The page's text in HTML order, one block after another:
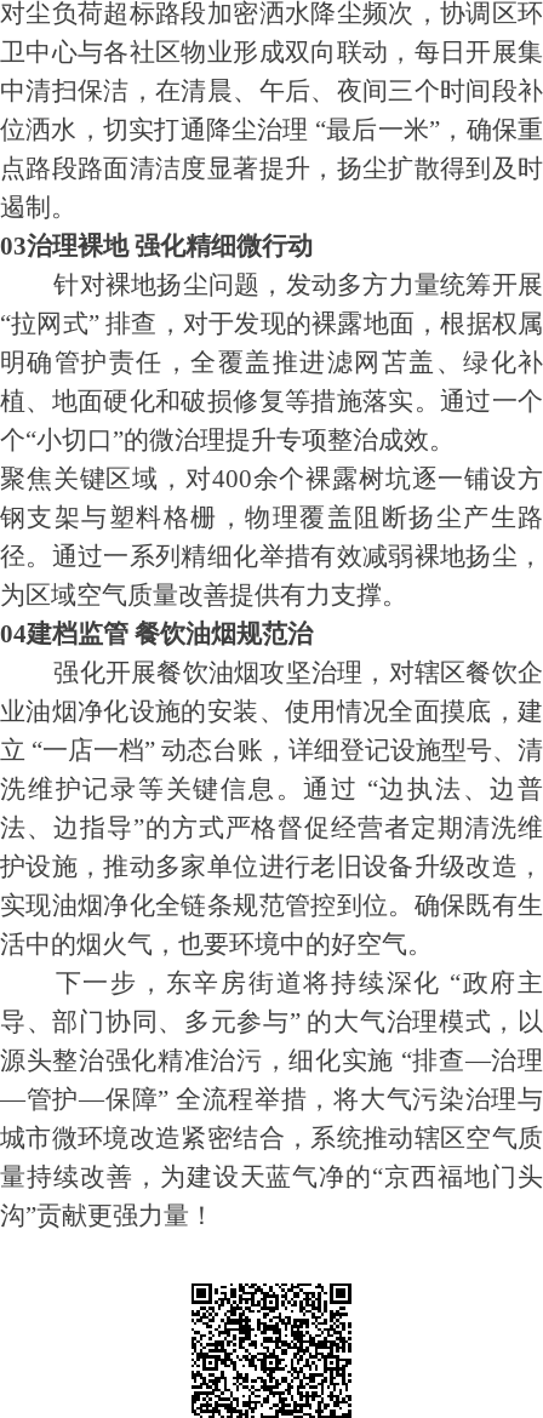
对尘负荷超标路段加密洒水降尘频次，协调区环
卫中心与各社区物业形成双向联动，每日开展集
中清扫保洁，在清晨、午后、夜间三个时间段补
位洒水，切实打通降尘治理 “最后一米”，确保重
点路段路面清洁度显著提升，扬尘扩散得到及时
遏制。
03治理裸地 强化精细微行动
针对裸地扬尘问题，发动多方力量统筹开展
“拉网式” 排查，对于发现的裸露地面，根据权属
明确管护责任，全覆盖推进滤网苫盖、绿化补
植、地面硬化和破损修复等措施落实。通过一个
个“小切口”的微治理提升专项整治成效。
聚焦关键区域，对400余个裸露树坑逐一铺设方
钢支架与塑料格栅，物理覆盖阻断扬尘产生路
径。通过一系列精细化举措有效减弱裸地扬尘，
为区域空气质量改善提供有力支撑。
04建档监管 餐饮油烟规范治
强化开展餐饮油烟攻坚治理，对辖区餐饮企
业油烟净化设施的安装、使用情况全面摸底，建
立 “一店一档” 动态台账，详细登记设施型号、清
洗维护记录等关键信息。通过 “边执法、边普
法、边指导”的方式严格督促经营者定期清洗维
护设施，推动多家单位进行老旧设备升级改造，
实现油烟净化全链条规范管控到位。确保既有生
活中的烟火气，也要环境中的好空气。
下一步，东辛房街道将持续深化 “政府主
导、部门协同、多元参与” 的大气治理模式，以
源头整治强化精准治污，细化实施 “排查—治理
—管护—保障” 全流程举措，将大气污染治理与
城市微环境改造紧密结合，系统推动辖区空气质
量持续改善，为建设天蓝气净的“京西福地门头
沟”贡献更强力量！